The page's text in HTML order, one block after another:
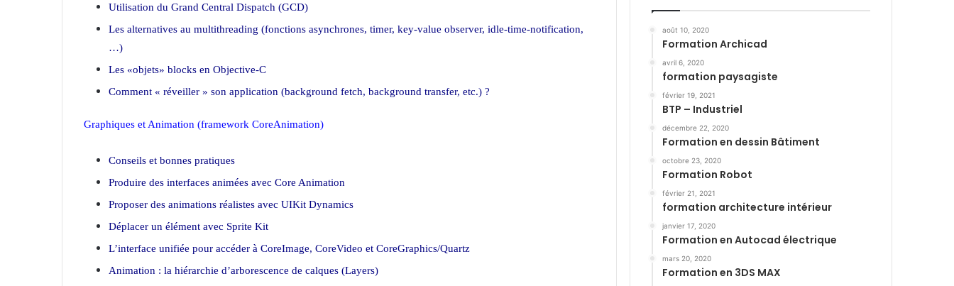
Utilisation du Grand Central Dispatch (GCD)
Les alternatives au multithreading (fonctions asynchrones, timer, key-value observer, idle-time-notification,
…)
Les «objets» blocks en Objective-C
Comment « réveiller » son application (background fetch, background transfer, etc.) ?
Graphiques et Animation (framework CoreAnimation)
Conseils et bonnes pratiques
Produire des interfaces animées avec Core Animation
Proposer des animations réalistes avec UIKit Dynamics
Déplacer un élément avec Sprite Kit
L’interface unifiée pour accéder à CoreImage, CoreVideo et CoreGraphics/Quartz
Animation : la hiérarchie d’arborescence de calques (Layers)
août 10, 2020
Formation Archicad
avril 6, 2020
formation paysagiste
février 19, 2021
BTP – Industriel
décembre 22, 2020
Formation en dessin Bâtiment
octobre 23, 2020
Formation Robot
février 21, 2021
formation architecture intérieur
janvier 17, 2020
Formation en Autocad électrique
mars 20, 2020
Formation en 3DS MAX